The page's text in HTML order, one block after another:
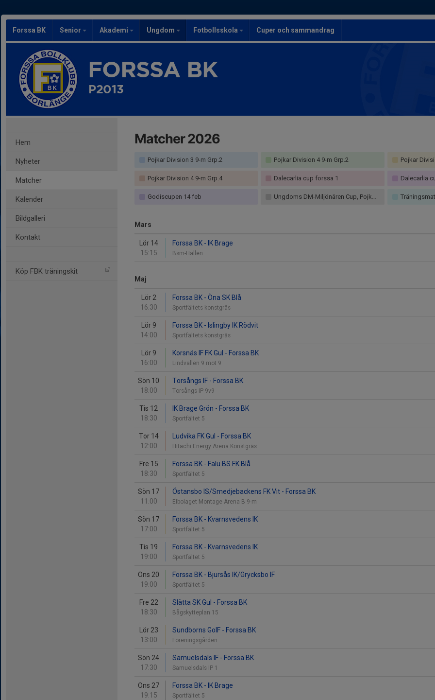
Forssa BK Senior Akademi Ungdom Fotbollsskola Cuper och sammandrag
FORSSA BK
P2013
Hem
Nyheter
Matcher
Kalender
Bildgalleri
Kontakt
Köp FBK träningskit
Matcher 2026
Pojkar Division 3 9-m Grp.2 Pojkar Division 4 9-m Grp.2 Pojkar
Pojkar Division 4 9-m Grp.4 Dalecarlia cup forssa 1 Dalecarlia
Godiscupen 14 feb Ungdoms DM-Miljönären Cup, Pojkar 13 9-m
Mars
Lör 14
15:15
Forssa BK - IK Brage
Bsm-Hallen
Maj
Lör 2
16:30
Forssa BK - Öna SK Blå
Sportfältets konstgräs
Lör 9
14:00
Forssa BK - Islingby IK Rödvit
Sportfältets konstgräs
Lör 9
16:00
Korsnäs IF FK Gul - Forssa BK
Lindvallen 9 mot 9
Sön 10
18:00
Torsångs IF - Forssa BK
Torsångs IP 9v9
Tis 12
18:30
IK Brage Grön - Forssa BK
Sportfältet 5
Tor 14
12:00
Ludvika FK Gul - Forssa BK
Hitachi Energy Arena Konstgräs
Fre 15
18:30
Forssa BK - Falu BS FK Blå
Sportfältet 5
Sön 17
11:00
Östansbo IS/Smedjebackens FK Vit - Forssa BK
Elbolaget Montage Arena B 9-m
Sön 17
17:00
Forssa BK - Kvarnsvedens IK
Sportfältet 5
Tis 19
19:00
Forssa BK - Kvarnsvedens IK
Sportfältet 5
Ons 20
19:00
Forssa BK - Bjursås IK/Grycksbo IF
Sportfältet 5
Fre 22
18:30
Slätta SK Gul - Forssa BK
Bågskytteplan 15
Lör 23
13:00
Sundborns GoIF - Forssa BK
Föreningsgården
Sön 24
17:30
Samuelsdals IF - Forssa BK
Samuelsdals IP 1
Ons 27
19:15
Forssa BK - IK Brage
Sportfältet 5